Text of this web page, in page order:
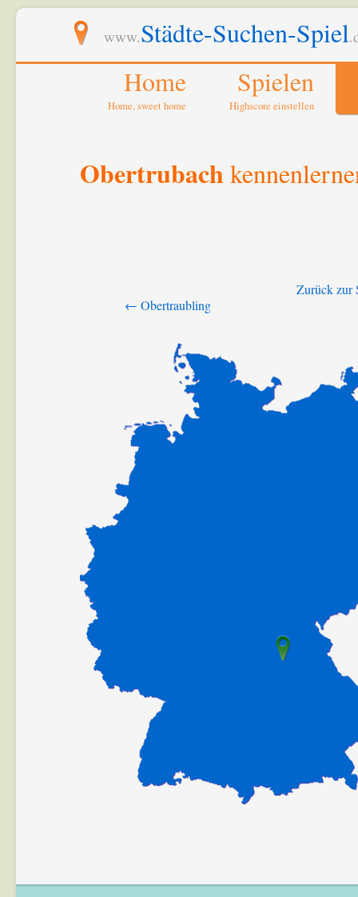
www.Städte-Suchen-Spiel
Home
Home, sweet home
Spielen
Highscore einstellen
Obertrubach
← Obertraubling
Zurück zur